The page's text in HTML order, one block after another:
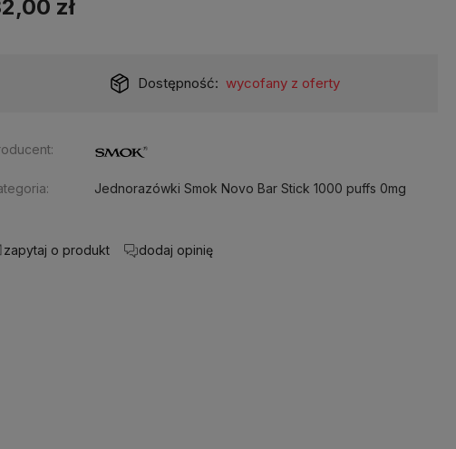
zł
Dostępność: wycofany z oferty
Jednorazówki Smok Novo Bar Stick 1000 puffs 0mg
zapytaj o produkt dodaj opinię